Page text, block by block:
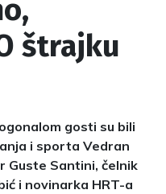
štrajku
gosti su bili
i sporta Vedran
Guste Santini, čelnik
i novinarka HRT-a